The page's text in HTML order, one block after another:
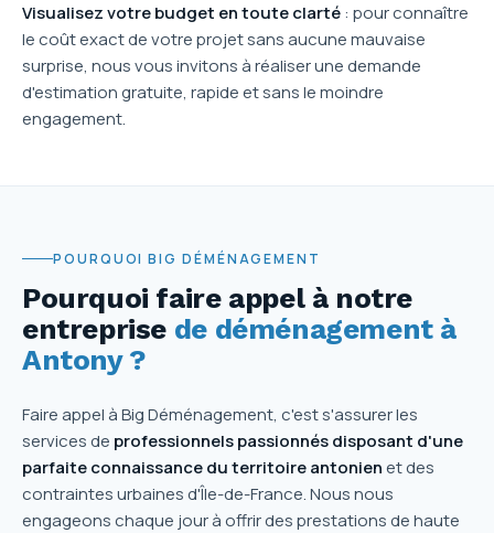
Visualisez votre budget en toute clarté: pour connaître
le coût exact de votre projet sans aucune mauvaise
surprise, nous vous invitons à réaliser une demande
d'estimation gratuite, rapide et sans le moindre
engagement.
POURQUOI BIG DÉMÉNAGEMENT
Pourquoi faire appel à notre
entreprise de déménagement à
Antony ?
Faire appel à Big Déménagement, c'est s'assurer les
services de professionnels passionnés disposant d'une
parfaite connaissance du territoire antonienet des
contraintes urbaines d'Île-de-France. Nous nous
engageons chaque jour à offrir des prestations de haute